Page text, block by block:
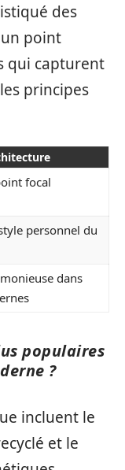
des
point
qui capturent
principes
focal
personnel du
dans
populaires
?
incluent le
et le